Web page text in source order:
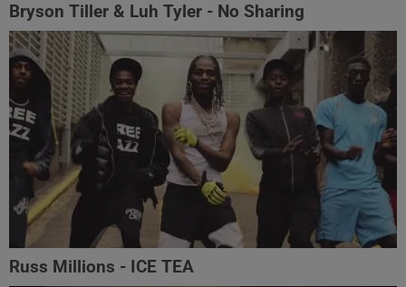
Bryson Tiller & Luh Tyler - No Sharing
Russ Millions - ICE TEA